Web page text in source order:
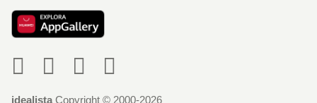
idealista Copyright © 2000-2026